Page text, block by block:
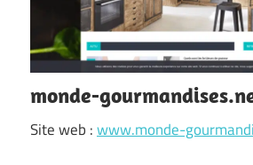
monde-
Site web :www.monde-